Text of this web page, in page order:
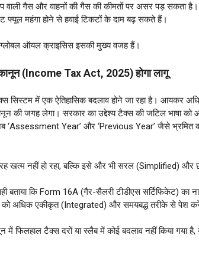
वाली गैस और वाहनों की गैस की कीमतों पर असर पड़ सकता है।
फ्यूल महंगा होने से हवाई टिकटों के दाम बढ़ सकते हैं।
ग्लोबल ऑयल क्राइसिस इसकी मुख्य वजह हैं।
(Income Tax Act, 2025) होगा लागू
में एक ऐतिहासिक बदलाव होने जा रहा है। आयकर
की जगह लेगा। सरकार का उद्देश्य टैक्स की जटिल भाषा
‘Assessment Year’ और ‘Previous Year’ जैसे भ्रमित
खत्म नहीं हो रहा, बल्कि इसे और भी सरल (Simplified) और
बताया कि Form 16A (गैर-सैलरी टीडीएस सर्टिफिकेट)
को अधिक एकीकृत (Integrated) और समयबद्ध तरीके से पेश
में फिलहाल टैक्स दरों या स्लैब में कोई बदलाव नहीं किया गया